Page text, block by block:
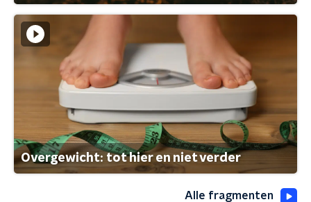
Overgewicht: tot hier en niet verder
Alle fragmenten